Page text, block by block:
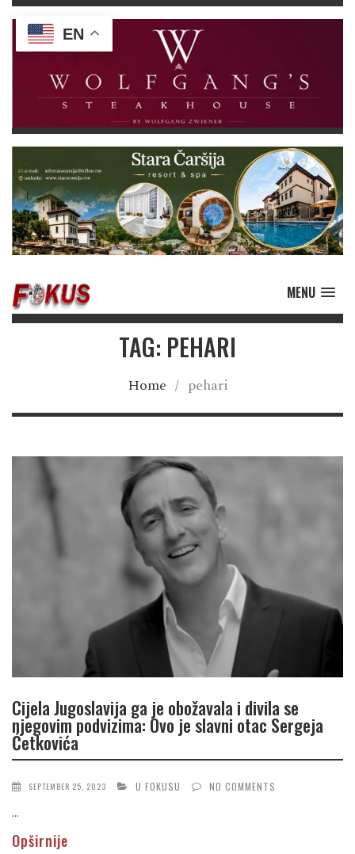
MENU
TAG: PEHARI
Home / pehari
Cijela Jugoslavija ga je obožavala i divila se
njegovim podvizima: Ovo je slavni otac Sergeja
Ćetkovića
SEPTEMBER 25, 2023 U FOKUSU NO COMMENTS
...
Opširnije
EN